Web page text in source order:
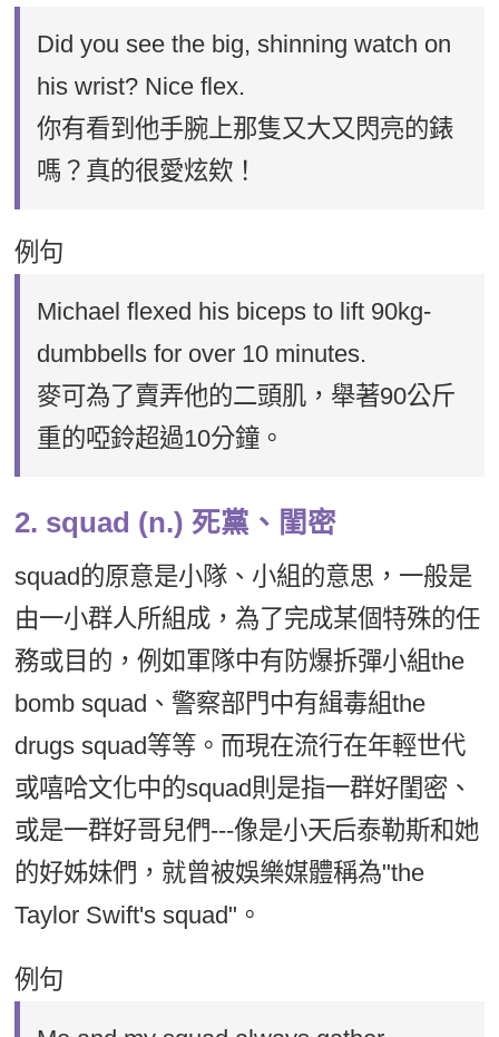
Did you see the big, shinning watch on
his wrist? Nice flex.
你有看到他手腕上那隻又大又閃亮的錶
嗎？真的很愛炫欸！
例句
Michael flexed his biceps to lift 90kg-
dumbbells for over 10 minutes.
麥可為了賣弄他的二頭肌，舉著90公斤
重的啞鈴超過10分鐘。
2. squad (n.) 死黨、閨密
squad的原意是小隊、小組的意思，一般是
由一小群人所組成，為了完成某個特殊的任
務或目的，例如軍隊中有防爆拆彈小組the
bomb squad、警察部門中有緝毒組the
drugs squad等等。而現在流行在年輕世代
或嘻哈文化中的squad則是指一群好閨密、
或是一群好哥兒們---像是小天后泰勒斯和她
的好姊妹們，就曾被娛樂媒體稱為"the
Taylor Swift's squad"。
例句